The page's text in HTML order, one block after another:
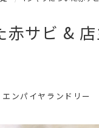
赤サビ &
ンパイヤランドリー